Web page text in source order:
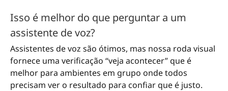
Isso é melhor do que perguntar a um
assistente de voz?
Assistentes de voz são ótimos, mas nossa roda visual
fornece uma verificação “veja acontecer” que é
melhor para ambientes em grupo onde todos
precisam ver o resultado para confiar que é justo.